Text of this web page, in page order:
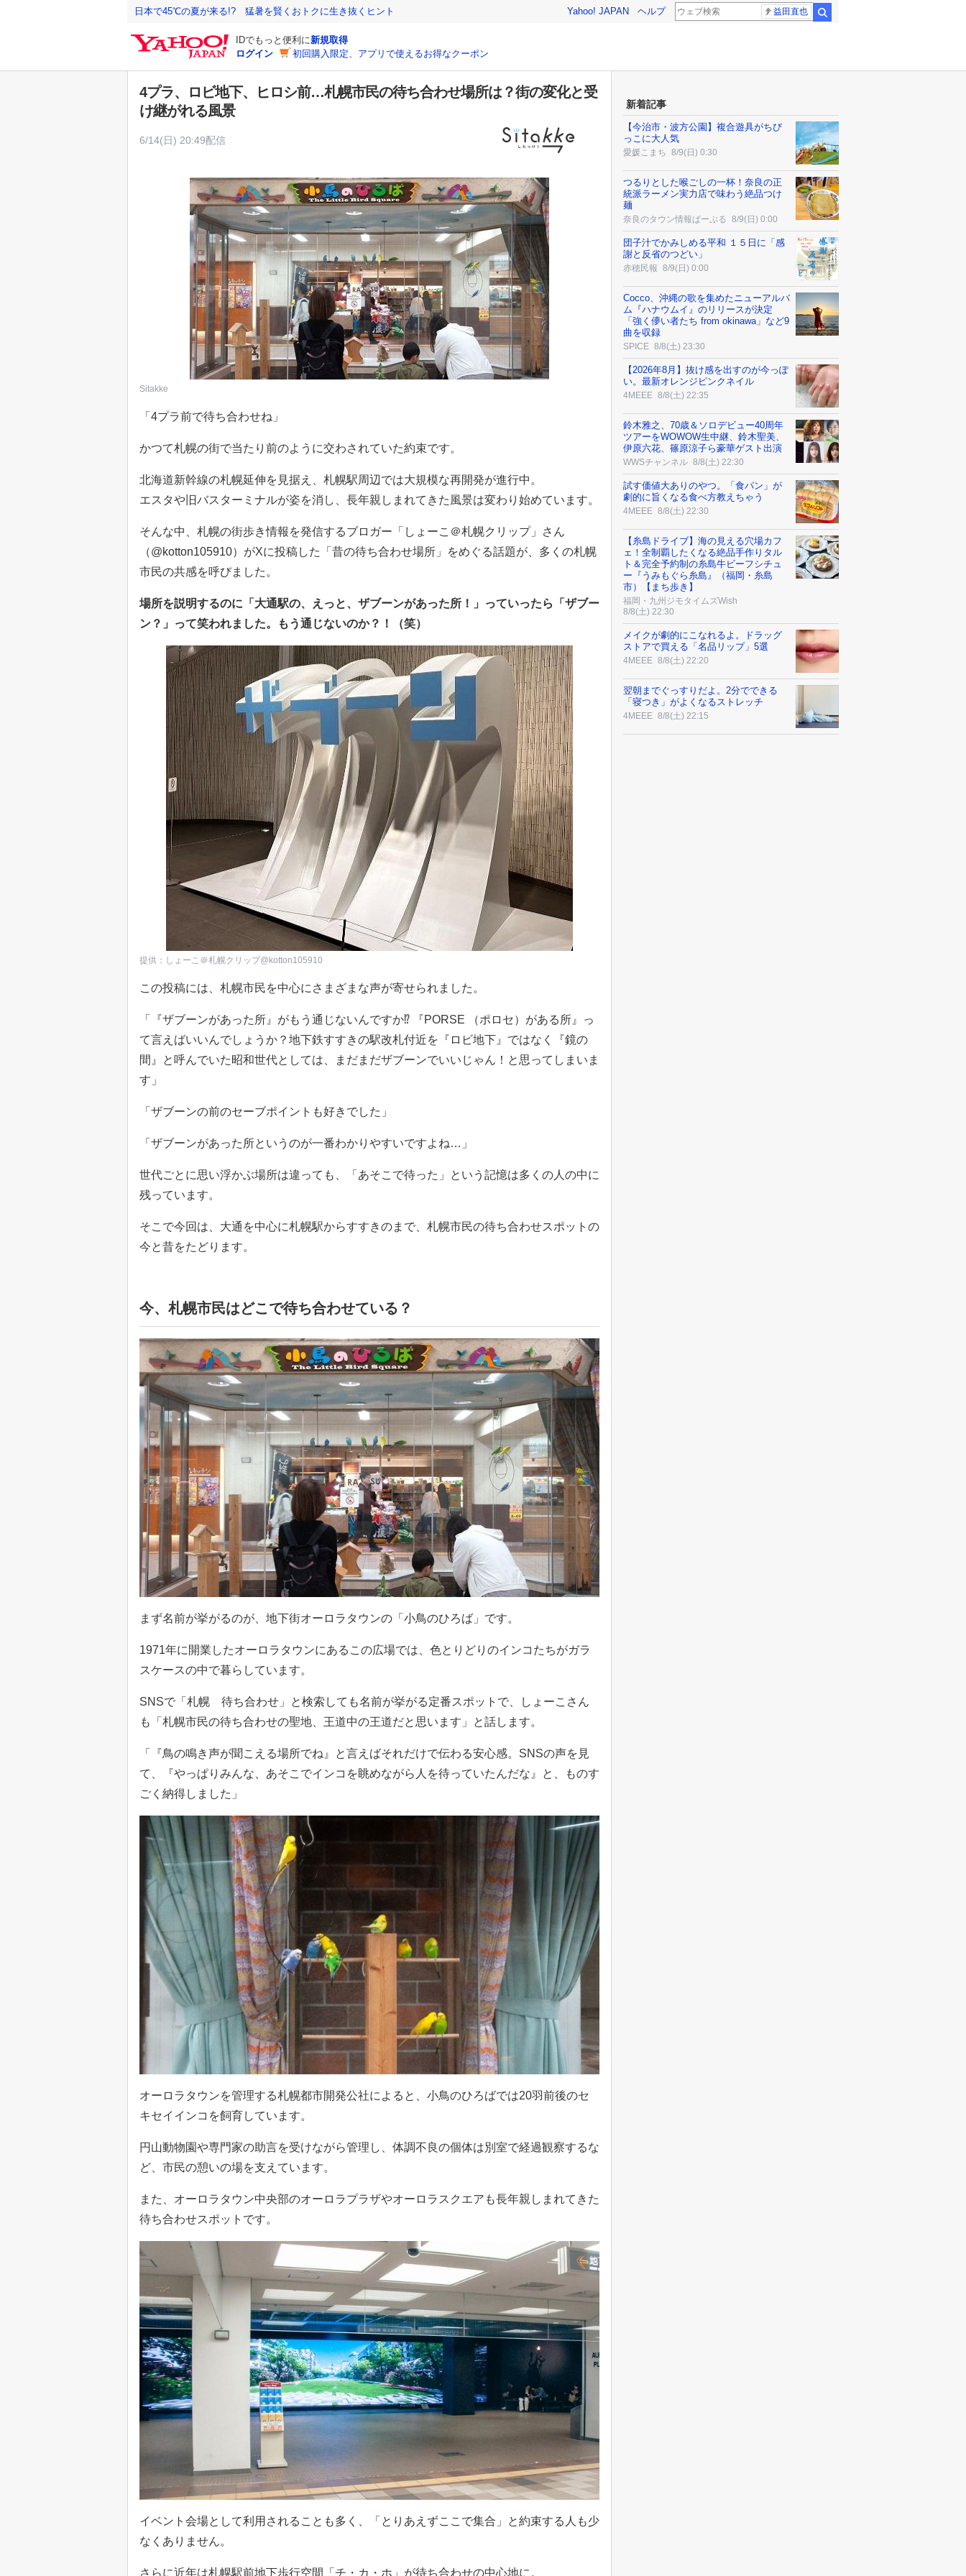
日本で45℃の夏が来る!? 猛暑を賢くおトクに生き抜くヒント Yahoo! JAPAN ヘルプ 益田直也
IDでもっと便利に新規取得
ログイン
初回購入限定、アプリで使えるお得なクーポン
4プラ、ロビ地下、ヒロシ前…札幌市民の待ち合わせ場所は？街の変化と受
け継がれる風景
6/14(日) 20:49配信
Sitakke
「4プラ前で待ち合わせね」
かつて札幌の街で当たり前のように交わされていた約束です。
北海道新幹線の札幌延伸を見据え、札幌駅周辺では大規模な再開発が進行中。
エスタや旧バスターミナルが姿を消し、長年親しまれてきた風景は変わり始めています。
そんな中、札幌の街歩き情報を発信するブロガー「しょーこ＠札幌クリップ」さん
（@kotton105910）がXに投稿した「昔の待ち合わせ場所」をめぐる話題が、多くの札幌
市民の共感を呼びました。
場所を説明するのに「大通駅の、えっと、ザブーンがあった所！」っていったら「ザブー
ン？」って笑われました。もう通じないのか？！（笑）
提供：しょーこ＠札幌クリップ@kotton105910
この投稿には、札幌市民を中心にさまざまな声が寄せられました。
「『ザブーンがあった所』がもう通じないんですか⁉︎ 『PORSE （ポロセ）がある所』っ
て言えばいいんでしょうか？地下鉄すすきの駅改札付近を『ロビ地下』ではなく『鏡の
間』と呼んでいた昭和世代としては、まだまだザブーンでいいじゃん！と思ってしまいま
す」
「ザブーンの前のセーブポイントも好きでした」
「ザブーンがあった所というのが一番わかりやすいですよね…」
世代ごとに思い浮かぶ場所は違っても、「あそこで待った」という記憶は多くの人の中に
残っています。
そこで今回は、大通を中心に札幌駅からすすきのまで、札幌市民の待ち合わせスポットの
今と昔をたどります。
今、札幌市民はどこで待ち合わせている？
まず名前が挙がるのが、地下街オーロラタウンの「小鳥のひろば」です。
1971年に開業したオーロラタウンにあるこの広場では、色とりどりのインコたちがガラ
スケースの中で暮らしています。
SNSで「札幌 待ち合わせ」と検索しても名前が挙がる定番スポットで、しょーこさん
も「札幌市民の待ち合わせの聖地、王道中の王道だと思います」と話します。
「『鳥の鳴き声が聞こえる場所でね』と言えばそれだけで伝わる安心感。SNSの声を見
て、『やっぱりみんな、あそこでインコを眺めながら人を待っていたんだな』と、ものす
ごく納得しました」
オーロラタウンを管理する札幌都市開発公社によると、小鳥のひろばでは20羽前後のセ
キセイインコを飼育しています。
円山動物園や専門家の助言を受けながら管理し、体調不良の個体は別室で経過観察するな
ど、市民の憩いの場を支えています。
また、オーロラタウン中央部のオーロラプラザやオーロラスクエアも長年親しまれてきた
待ち合わせスポットです。
イベント会場として利用されることも多く、「とりあえずここで集合」と約束する人も少
なくありません。
さらに近年は札幌駅前地下歩行空間「チ・カ・ホ」が待ち合わせの中心地に。
新着記事
【今治市・波方公園】複合遊具がちび
っこに大人気
愛媛こまち 8/9(日) 0:30
つるりとした喉ごしの一杯！奈良の正
統派ラーメン実力店で味わう絶品つけ
麺
奈良のタウン情報ぱーぷる 8/9(日) 0:00
団子汁でかみしめる平和 １５日に「感
謝と反省のつどい」
赤穂民報 8/9(日) 0:00
Cocco、沖縄の歌を集めたニューアルバ
ム『ハナウムイ』のリリースが決定
「強く儚い者たち from okinawa」など9
曲を収録
SPICE 8/8(土) 23:30
【2026年8月】抜け感を出すのが今っぽ
い。最新オレンジピンクネイル
4MEEE 8/8(土) 22:35
鈴木雅之、70歳＆ソロデビュー40周年
ツアーをWOWOW生中継、鈴木聖美、
伊原六花、篠原涼子ら豪華ゲスト出演
WWSチャンネル 8/8(土) 22:30
試す価値大ありのやつ。「食パン」が
劇的に旨くなる食べ方教えちゃう
4MEEE 8/8(土) 22:30
【糸島ドライブ】海の見える穴場カフ
ェ！全制覇したくなる絶品手作りタル
ト＆完全予約制の糸島牛ビーフシチュ
ー『うみもぐら糸島』（福岡・糸島
市）【まち歩き】
福岡・九州ジモタイムズWish
8/8(土) 22:30
メイクが劇的にこなれるよ。ドラッグ
ストアで買える「名品リップ」5選
4MEEE 8/8(土) 22:20
翌朝までぐっすりだよ。2分でできる
「寝つき」がよくなるストレッチ
4MEEE 8/8(土) 22:15